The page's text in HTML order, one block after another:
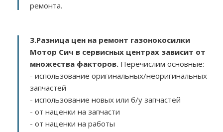
ремонта.
3.Разница цен на ремонт газонокосилки
Мотор Сич в сервисных центрах зависит от
множества факторов. Перечислим основные:
- использование оригинальных/неоригинальных
запчастей
- использование новых или б/у запчастей
- от наценки на запчасти
- от наценки на работы